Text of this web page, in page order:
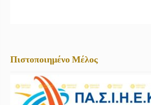
Πιστοποιημένο Μέλος